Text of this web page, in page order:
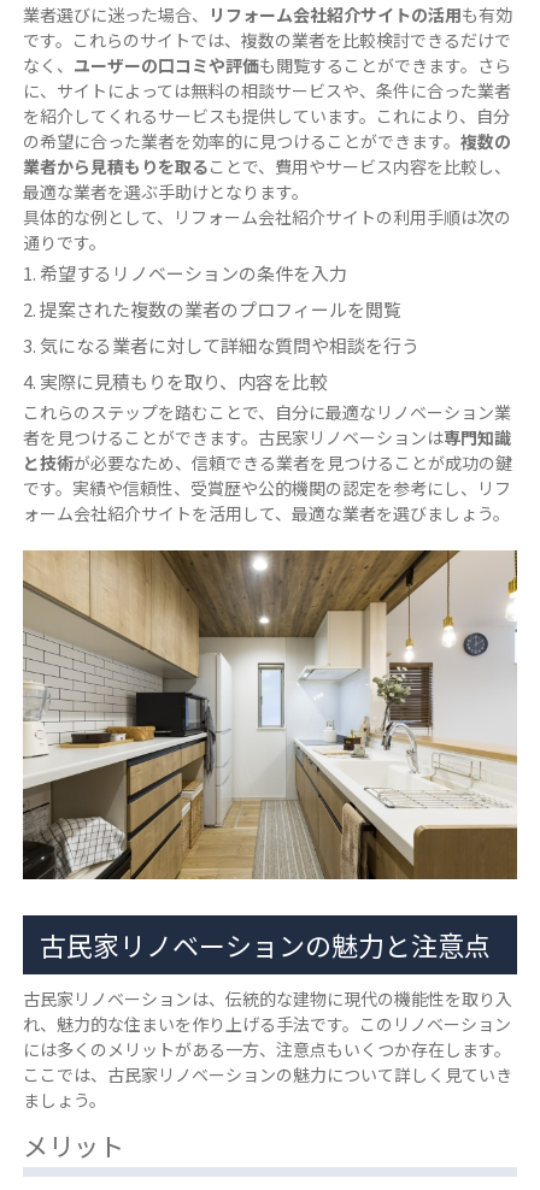
業者選びに迷った場合、 リフォーム会社紹介サイトの活用も有効
です。これらのサイトでは、複数の業者を比較検討できるだけで
なく、 ユーザーの口コミや評価も閲覧することができます。さら
に、サイトによっては無料の相談サービスや、条件に合った業者
を紹介してくれるサービスも提供しています。これにより、自分
の希望に合った業者を効率的に見つけることができます。 複数の
業者から見積もりを取ることで、費用やサービス内容を比較し、
最適な業者を選ぶ手助けとなります。
具体的な例として、リフォーム会社紹介サイトの利用手順は次の
通りです。
希望するリノベーションの条件を入力
提案された複数の業者のプロフィールを閲覧
気になる業者に対して詳細な質問や相談を行う
実際に見積もりを取り、内容を比較
これらのステップを踏むことで、自分に最適なリノベーション業
者を見つけることができます。古民家リノベーションは専門知識
と技術が必要なため、信頼できる業者を見つけることが成功の鍵
です。実績や信頼性、受賞歴や公的機関の認定を参考にし、リフ
ォーム会社紹介サイトを活用して、最適な業者を選びましょう。
古民家リノベーションの魅力と注意点
古民家リノベーションは、伝統的な建物に現代の機能性を取り入
れ、魅力的な住まいを作り上げる手法です。このリノベーション
には多くのメリットがある一方、注意点もいくつか存在します。
ここでは、古民家リノベーションの魅力について詳しく見ていき
ましょう。
メリット